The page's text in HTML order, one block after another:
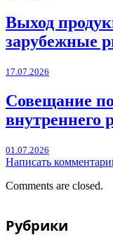
Выход
зарубежные
17.07.2026
Совещание
внутреннего
01.07.2026
Написать
Comments are closed.
Рубрики